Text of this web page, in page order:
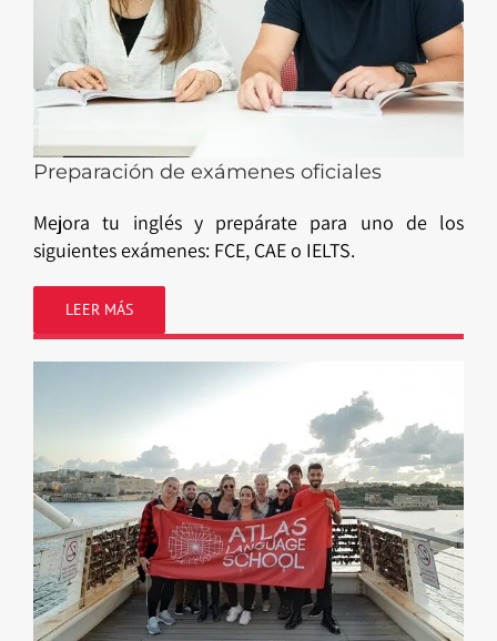
Preparación de exámenes oficiales
Mejora tu inglés y prepárate para uno de los
siguientes exámenes: FCE, CAE o IELTS.
LEER MÁS